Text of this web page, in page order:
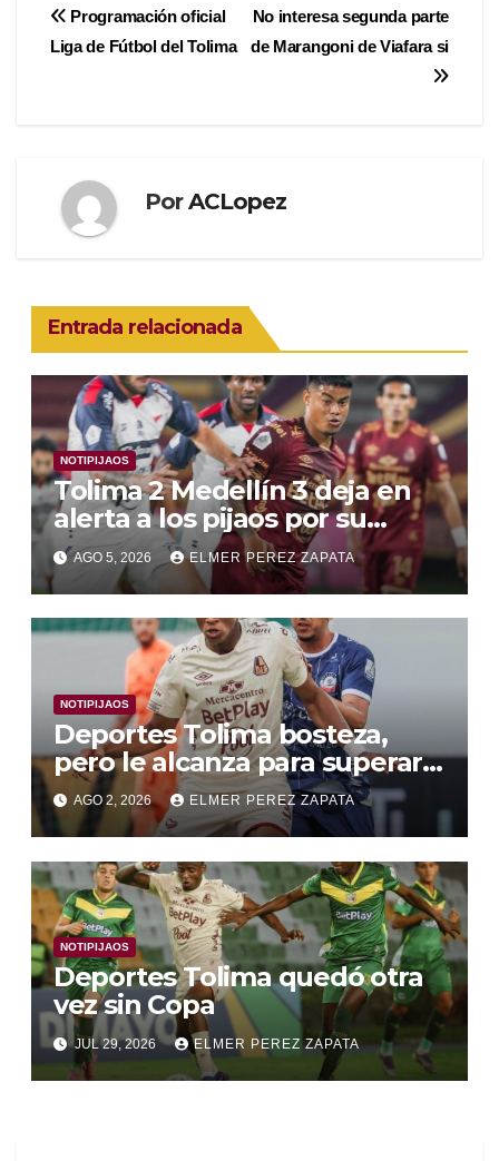
Navegación
de
No interesa segunda parte
de Marangoni de Viafara si
Programación oficial
Liga de Fútbol del Tolima
PorACLopez
Entrada relacionada
NOTIPIJAOS
Tolima 2 Medellín 3 deja en
alerta a los pijaos por su
fútbol irregular
AGO 5, 2026 ELMER PEREZ ZAPATA
NOTIPIJAOS
Deportes Tolima bosteza,
pero le alcanza para superar a
Alianza Valledupar 2 A 1
AGO 2, 2026 ELMER PEREZ ZAPATA
NOTIPIJAOS
Deportes Tolima quedó otra
vez sin Copa
JUL 29, 2026 ELMER PEREZ ZAPATA